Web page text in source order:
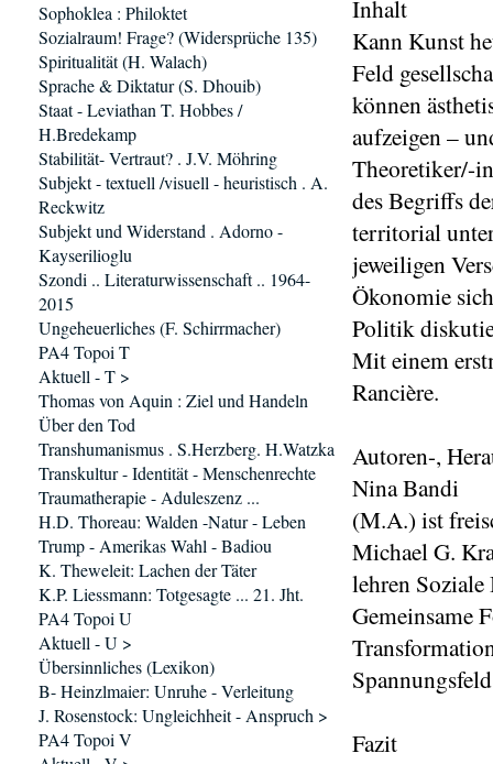
Inhalt
Kann Kunst
Feld
können
aufzeigen –
Theoretiker/-
des Begriffs
territorial
jeweiligen
Ökonomie
Politik
Mit einem
Rancière.
Autoren-,
Nina Bandi
(M.A.) ist
Michael G.
lehren
Gemeinsame
Fazit
Sophoklea : Philoktet
Sozialraum! Frage? (Widersprüche 135)
Spiritualität (H. Walach)
Sprache & Diktatur (S. Dhouib)
Staat - Leviathan T. Hobbes /
H.Bredekamp
Stabilität- Vertraut? . J.V. Möhring
Subjekt - textuell /visuell - heuristisch . A.
Reckwitz
Subjekt und Widerstand . Adorno -
Kayserilioglu
Szondi .. Literaturwissenschaft .. 1964-
2015
Ungeheuerliches (F. Schirrmacher)
PA4 Topoi T
Aktuell - T >
Thomas von Aquin : Ziel und Handeln
Über den Tod
Transhumanismus . S.Herzberg. H.Watzka
Transkultur - Identität - Menschenrechte
Traumatherapie - Aduleszenz ...
H.D. Thoreau: Walden -Natur - Leben
Trump - Amerikas Wahl - Badiou
K. Theweleit: Lachen der Täter
K.P. Liessmann: Totgesagte ... 21. Jht.
PA4 Topoi U
Aktuell - U >
Übersinnliches (Lexikon)
B- Heinzlmaier: Unruhe - Verleitung
J. Rosenstock: Ungleichheit - Anspruch >
PA4 Topoi V